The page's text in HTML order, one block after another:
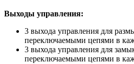
Выходы управления:
3 выхода управления для
переключаемыми цепями в
3 выхода управления для
переключаемыми цепями в